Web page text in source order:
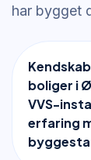
har bygget
boliger i
VVS-
erfaring